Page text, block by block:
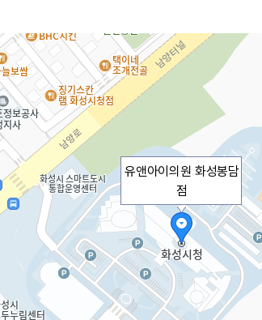
유앤아이의원 화성봉담
점